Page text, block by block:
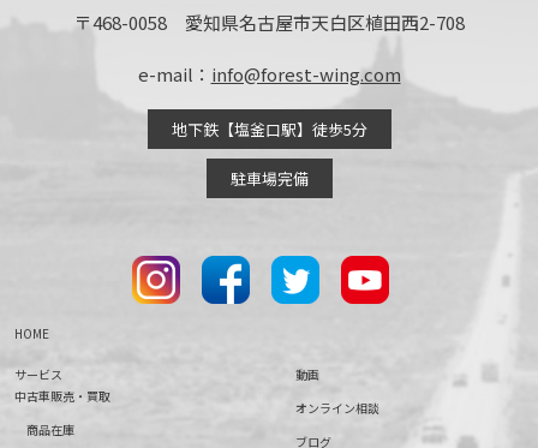
〒468-0058 愛知県名古屋市天白区植田西2-708
e-mail： info@forest-wing.com
地下鉄【塩釜口駅】徒歩5分
駐車場完備
HOME
サービス
中古車販売・買取
商品在庫
動画
オンライン相談
ブログ